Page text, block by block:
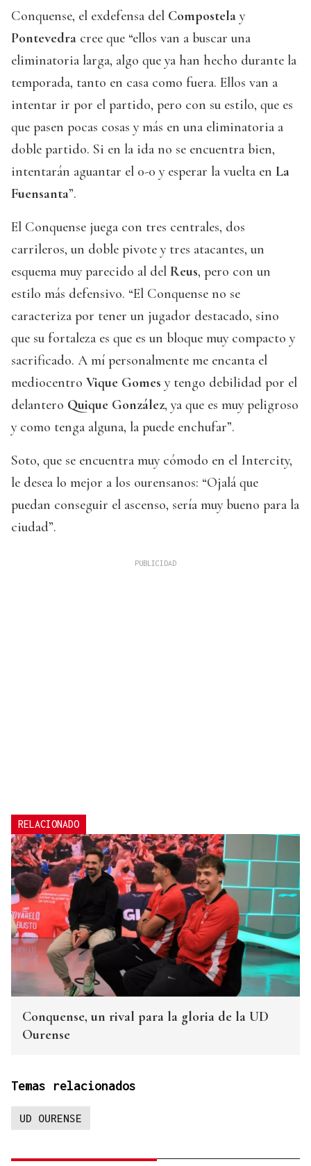
Conquense, el exdefensa del Compostela y
Pontevedra cree que “ellos van a buscar una
eliminatoria larga, algo que ya han hecho durante la
temporada, tanto en casa como fuera. Ellos van a
intentar ir por el partido, pero con su estilo, que es
que pasen pocas cosas y más en una eliminatoria a
doble partido. Si en la ida no se encuentra bien,
intentarán aguantar el 0-0 y esperar la vuelta en La
Fuensanta”.
El Conquense juega con tres centrales, dos
carrileros, un doble pivote y tres atacantes, un
esquema muy parecido al del Reus, pero con un
estilo más defensivo. “El Conquense no se
caracteriza por tener un jugador destacado, sino
que su fortaleza es que es un bloque muy compacto y
sacrificado. A mí personalmente me encanta el
mediocentro Vique Gomes y tengo debilidad por el
delantero Quique González, ya que es muy peligroso
y como tenga alguna, la puede enchufar”.
Soto, que se encuentra muy cómodo en el Intercity,
le desea lo mejor a los ourensanos: “Ojalá que
puedan conseguir el ascenso, sería muy bueno para la
ciudad”.
RELACIONADO
Conquense, un rival para la gloria de la UD
Ourense
Temas relacionados
UD OURENSE